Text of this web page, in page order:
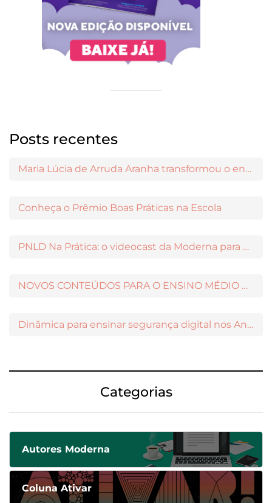
Posts recentes
Maria Lúcia de Arruda Aranha transformou o ensino de Filosofia no Brasil
Conheça o Prêmio Boas Práticas na Escola
PNLD Na Prática: o videocast da Moderna para apoiar a escolha das obras aprovadas
NOVOS CONTEÚDOS PARA O ENSINO MÉDIO DISPONÍVEIS NO MODERNAMIGOS
Dinâmica para ensinar segurança digital nos Anos Iniciais
Categorias
Autores Moderna
Coluna Ativar